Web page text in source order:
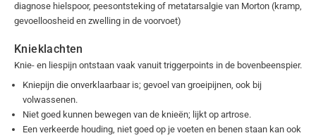
diagnose hielspoor, peesontsteking of metatarsalgie van Morton (kramp,
gevoelloosheid en zwelling in de voorvoet)
Knieklachten
Knie- en liespijn ontstaan vaak vanuit triggerpoints in de bovenbeenspier.
Kniepijn die onverklaarbaar is; gevoel van groeipijnen, ook bij
volwassenen.
Niet goed kunnen bewegen van de knieën; lijkt op artrose.
Een verkeerde houding, niet goed op je voeten en benen staan kan ook